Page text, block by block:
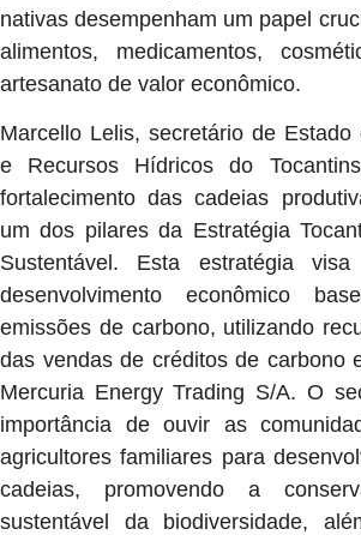
nativas desempenham um papel
alimentos, medicamentos,
artesanato de valor econômico.
Marcello Lelis, secretário de Estado
e Recursos Hídricos do
fortalecimento das cadeias
um dos pilares da Estratégia
Sustentável. Esta estratégia
desenvolvimento econômico
emissões de carbono, utilizando
das vendas de créditos de carbono
Mercuria Energy Trading S/A. O
importância de ouvir as
agricultores familiares para
cadeias, promovendo a
sustentável da biodiversidade,